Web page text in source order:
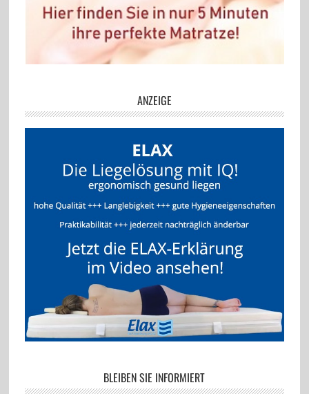
ANZEIGE
BLEIBEN SIE INFORMIERT